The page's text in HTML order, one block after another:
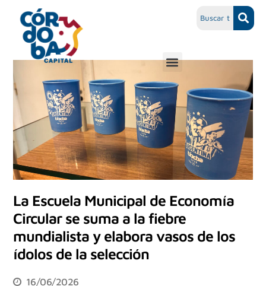
La Escuela Municipal de Economía
Circular se suma a la fiebre
mundialista y elabora vasos de los
ídolos de la selección
16/06/2026